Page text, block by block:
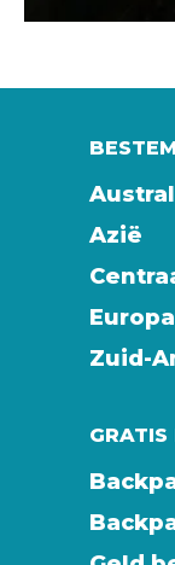
Azië
Europa
Zuid-
GRATIS